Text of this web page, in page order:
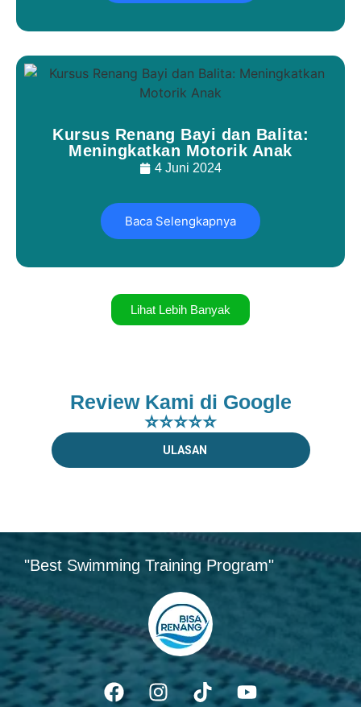
Kursus Renang Bayi dan Balita:
Meningkatkan Motorik Anak
4 Juni 2024
Baca Selengkapnya
Lihat Lebih Banyak
Review Kami di Google
⭐⭐⭐⭐⭐
ULASAN
"Best Swimming Training Program"